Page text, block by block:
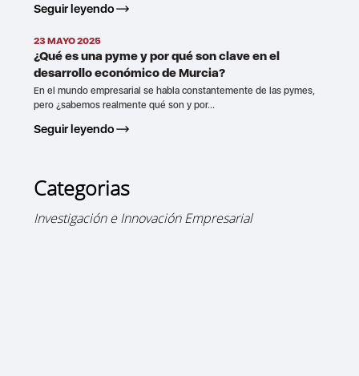
Seguir leyendo
23 MAYO 2025
¿Qué es una pyme y por qué son clave en el
desarrollo económico de Murcia?
En el mundo empresarial se habla constantemente de las pymes,
pero ¿sabemos realmente qué son y por...
Seguir leyendo
Categorias
Investigación e Innovación Empresarial